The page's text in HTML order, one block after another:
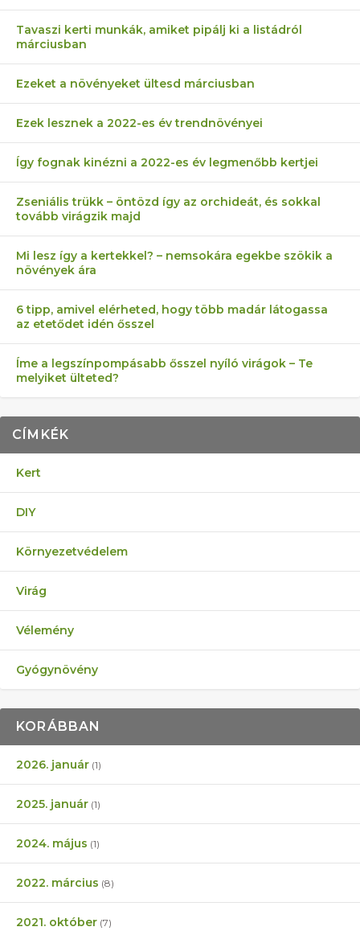
Tavaszi kerti munkák, amiket pipálj ki a listádról
márciusban
Ezeket a növényeket ültesd márciusban
Ezek lesznek a 2022-es év trendnövényei
Így fognak kinézni a 2022-es év legmenőbb kertjei
Zseniális trükk – öntözd így az orchideát, és sokkal
tovább virágzik majd
Mi lesz így a kertekkel? – nemsokára egekbe szökik a
növények ára
6 tipp, amivel elérheted, hogy több madár látogassa
az etetődet idén ősszel
Íme a legszínpompásabb ősszel nyíló virágok – Te
melyiket ülteted?
CÍMKÉK
Kert
DIY
Környezetvédelem
Virág
Vélemény
Gyógynövény
KORÁBBAN
2026. január (1)
2025. január (1)
2024. május (1)
2022. március (8)
2021. október (7)